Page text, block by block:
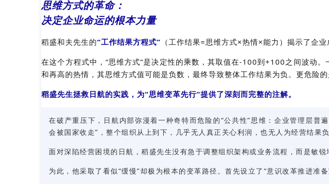
思维方式的革命：
决定企业命运的根本力量
稻盛和夫先生的“工作结果方程式” （工作结果=思维方式×热情×能力）揭示了企业
在这个方程式中，“思维方式”是决定性的乘数，其取值在-100到+100之间波动
和再高的热情，其思维方式值可能是负数，最终导致整体工作结果为负。更危险
稻盛先生拯救日航的实践，为“思维变革先行”提供了深刻而完整的注解。
在破产重压下，日航内部弥漫着一种奇特而危险的“公共性”思维：企业管理层普
会被国家收走”，整个组织从上到下，几乎无人真正关心利润，也无人为经营结果
面对深陷经营困境的日航，稻盛先生没有急于调整组织架构或业务流程，而是敏
为此，他采取了看似“缓慢”却极为根本的变革路径。首先设立了“意识改革推进准